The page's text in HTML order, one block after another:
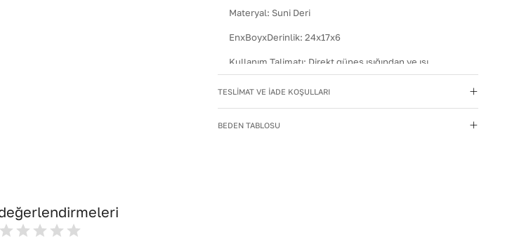
Materyal: Suni Deri
EnxBoyxDerinlik:24x17x6
Kullanım Talimatı: Direkt güneş ışığından ve ısı
kaynaklarından uzak tutun.
Çanta ve Aksesuarları hafif nemli bir
Temizlik sonrası doğrudan güneşe maruz bırakmadan,
TESLİMAT VE İADE KOŞULLARI
BEDEN TABLOSU